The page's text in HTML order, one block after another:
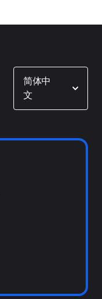
简体中
文
Show options